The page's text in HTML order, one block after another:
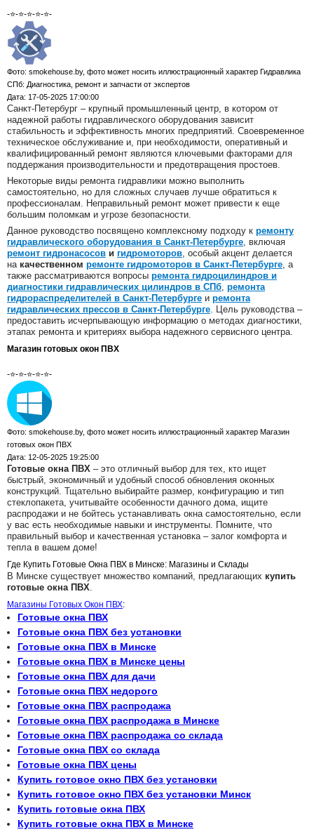
-⭐-⭐-⭐-⭐-⭐-
Фото: smokehouse.by, фото может носить иллюстрационный характер Гидравлика
СПб: Диагностика, ремонт и запчасти от экспертов
Дата: 17-05-2025 17:00:00
Санкт-Петербург – крупный промышленный центр, в котором от
надежной работы гидравлического оборудования зависит
стабильность и эффективность многих предприятий. Своевременное
техническое обслуживание и, при необходимости, оперативный и
квалифицированный ремонт являются ключевыми факторами для
поддержания производительности и предотвращения простоев.
Некоторые виды ремонта гидравлики можно выполнить
самостоятельно, но для сложных случаев лучше обратиться к
профессионалам. Неправильный ремонт может привести к еще
большим поломкам и угрозе безопасности.
Данное руководство посвящено комплексному подходу к ремонту
гидравлического оборудования в Санкт-Петербурге, включая
ремонт гидронасосов и гидромоторов, особый акцент делается
на качественном ремонте гидромоторов в Санкт-Петербурге, а
также рассматриваются вопросы ремонта гидроцилиндров и
диагностики гидравлических цилиндров в СПб, ремонта
гидрораспределителей в Санкт-Петербурге и ремонта
гидравлических прессов в Санкт-Петербурге. Цель руководства –
предоставить исчерпывающую информацию о методах диагностики,
этапах ремонта и критериях выбора надежного сервисного центра.
Магазин готовых окон ПВХ
-⭐-⭐-⭐-⭐-⭐-
Фото: smokehouse.by, фото может носить иллюстрационный характер Магазин
готовых окон ПВХ
Дата: 12-05-2025 19:25:00
Готовые окна ПВХ – это отличный выбор для тех, кто ищет
быстрый, экономичный и удобный способ обновления оконных
конструкций. Тщательно выбирайте размер, конфигурацию и тип
стеклопакета, учитывайте особенности дачного дома, ищите
распродажи и не бойтесь устанавливать окна самостоятельно, если
у вас есть необходимые навыки и инструменты. Помните, что
правильный выбор и качественная установка – залог комфорта и
тепла в вашем доме!
Где Купить Готовые Окна ПВХ в Минске: Магазины и Склады
В Минске существует множество компаний, предлагающих купить
готовые окна ПВХ.
Магазины Готовых Окон ПВХ:
Готовые окна ПВХ
Готовые окна ПВХ без установки
Готовые окна ПВХ в Минске
Готовые окна ПВХ в Минске цены
Готовые окна ПВХ для дачи
Готовые окна ПВХ недорого
Готовые окна ПВХ распродажа
Готовые окна ПВХ распродажа в Минске
Готовые окна ПВХ распродажа со склада
Готовые окна ПВХ со склада
Готовые окна ПВХ цены
Купить готовое окно ПВХ без установки
Купить готовое окно ПВХ без установки Минск
Купить готовые окна ПВХ
Купить готовые окна ПВХ в Минске